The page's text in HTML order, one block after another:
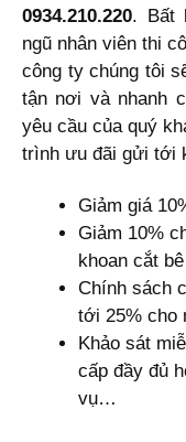
0934.210.220. Bất
ngũ nhân viên thi
công ty chúng tôi
tận nơi và nhanh
yêu cầu của quý
trình ưu đãi gửi tới
Giảm giá
Giảm 10%
khoan cắt
Chính sách
tới 25% cho
Khảo sát
cấp đầy đủ
vụ…